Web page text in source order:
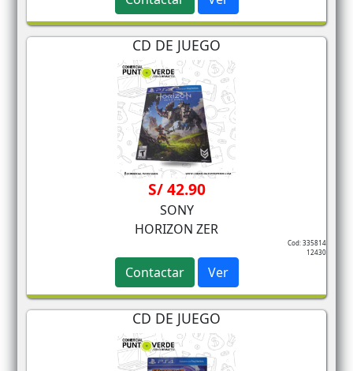
CD DE JUEGO
S/ 42.90
SONY
HORIZON ZER
Cod: 335814
12430
Contactar Ver
CD DE JUEGO